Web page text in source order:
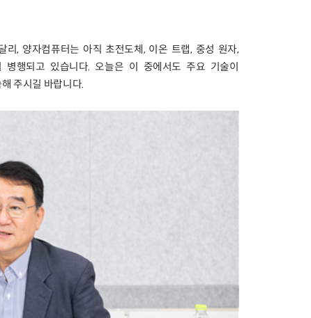
, 양자컴퓨터는 아직 초전도체, 이온 트랩, 중성 원자,
행되고 있습니다. 오늘은 이 중에서도 주요 기술이
주시길 바랍니다.